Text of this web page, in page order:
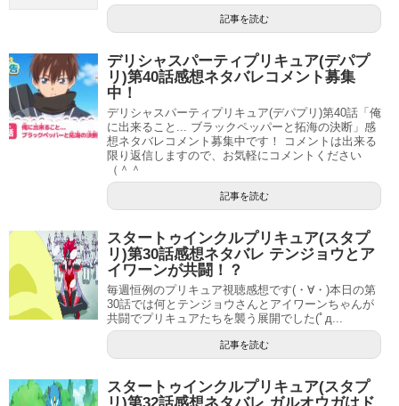
そして前回の予告で話題になった織江さんのプリキュアは
ここで登場。
パートナー交代を比喩され、ラビリンとペギタンは焦って
ましたね。しかし当のひなたちゃんは全く動じず織江さん
のお店を手伝います。
記事を読む
デリシャスパーティプリキュア(デパプ
リ)第40話感想ネタバレコメント募集
中！
デリシャスパーティプリキュア(デパプリ)第40話「俺
に出来ること... ブラックペッパーと拓海の決断」感
想ネタバレコメント募集中です！ コメントは出来る
限り返信しますので、お気軽にコメントください
（＾＾
記事を読む
スタートゥインクルプリキュア(スタプ
リ)第30話感想ネタバレ テンジョウとア
イワーンが共闘！？
毎週恒例のプリキュア視聴感想です(・∀・)本日の第
30話では何とテンジョウさんとアイワーンちゃんが
共闘でプリキュアたちを襲う展開でした(ﾟд...
記事を読む
スタートゥインクルプリキュア(スタプ